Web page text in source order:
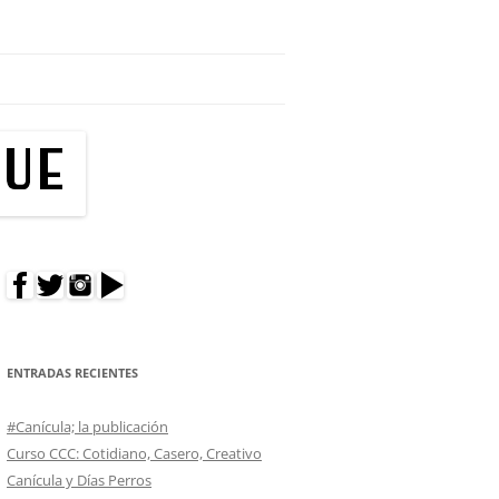
ENTRADAS RECIENTES
#Canícula; la publicación
Curso CCC: Cotidiano, Casero, Creativo
Canícula y Días Perros